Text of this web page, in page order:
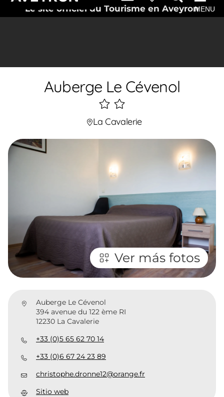
Le site officiel du Tourisme en AveyronMENU
Auberge Le Cévenol
2
étoiles
La Cavalerie
Ver más fotos
Auberge Le Cévenol
394 avenue du 122 ème RI
12230 La Cavalerie
+33 (0)5 65 62 70 14
+33 (0)6 67 24 23 89
christophe.dronne12@orange.fr
Sitio web